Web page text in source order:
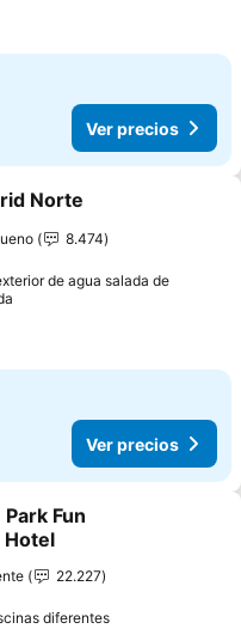
Ver precios
a favoritos
Norte
8.474
de agua salada de
Ver precios
a favoritos
Fun
Hotel
22.227
diferentes